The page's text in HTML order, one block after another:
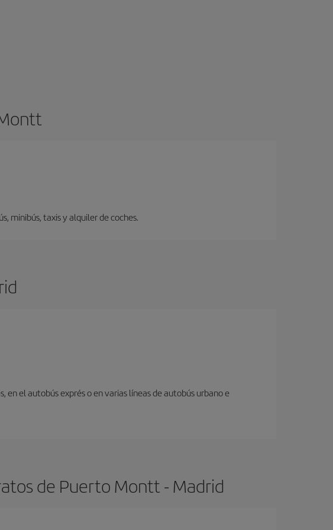
minibús, taxis y alquiler de coches.
el autobús exprés o en varias líneas de autobús urbano e
de Puerto Montt - Madrid